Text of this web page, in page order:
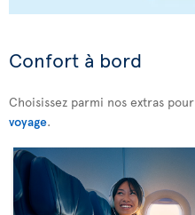
Confort à bord
Choisissez parmi nos extras pour
voyage.